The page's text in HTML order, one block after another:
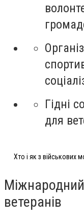
Гідні
для
Хто і як з військових
Міжнародний
ветеранів